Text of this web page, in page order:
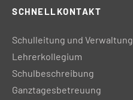
SCHNELLKONTAKT
Schulleitung und Verwaltung
Lehrerkollegium
Schulbeschreibung
Ganztagesbetreuung